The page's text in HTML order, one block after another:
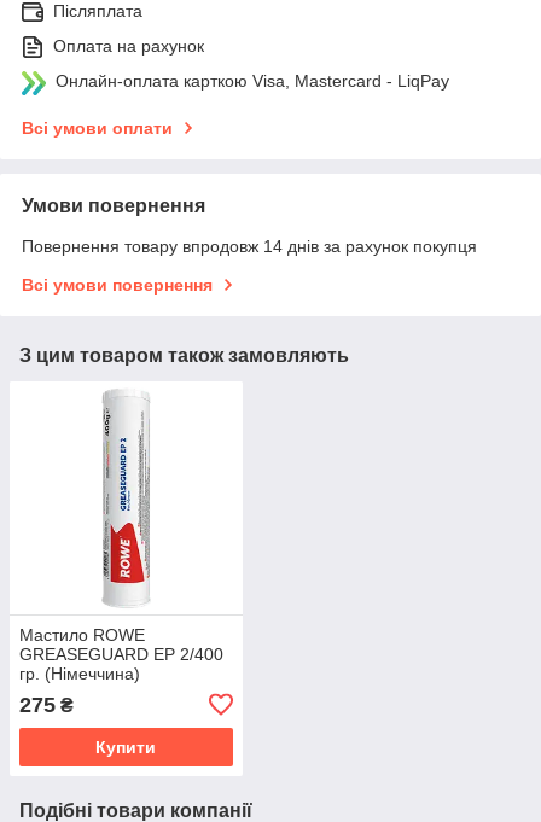
Післяплата
Оплата на рахунок
Онлайн-оплата карткою Visa, Mastercard - LiqPay
Всі умови оплати
Умови повернення
Повернення товару впродовж 14 днів за рахунок покупця
Всі умови повернення
З цим товаром також замовляють
Мастило ROWE
GREASEGUARD EP 2/400
гр. (Німеччина)
275 ₴
Купити
Подібні товари компанії